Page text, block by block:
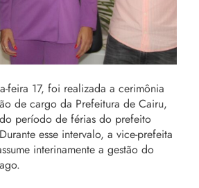
feira 17, foi realizada a cerimônia
de cargo da Prefeitura de Cairu,
período de férias do prefeito
esse intervalo, a vice-prefeita
interinamente a gestão do